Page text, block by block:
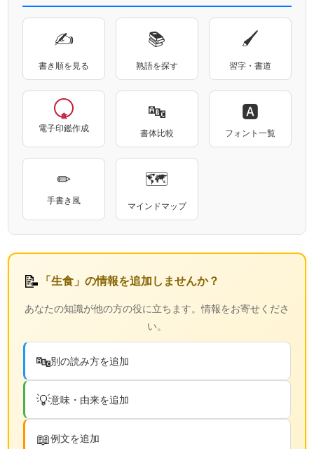
✍
書き順を見る
📚
熟語を探す
🖌
習字・書道
電子印鑑作成
🔤
書体比較
🅰
フォント一覧
✏
手書き風
🗺
マインドマップ
📝 「生食」の情報を追加しませんか？
あなたの知識が他の方の役に立ちます。情報をお寄せくださ
い。
🔤別の読み方を追加
💡意味・由来を追加
📖例文を追加